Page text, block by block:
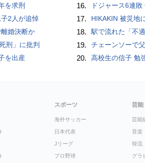
を求刑
2人が追悼
婚決断か
刑」に批判
を出産
16. ドジャース6連
17. HIKAKIN 被災地
18. 駅で流れた「不
19. チェーンソーで
20. 高校生の信子 勉
スポーツ
海外サッカー
日本代表
Jリーグ
プロ野球
芸能
芸能
音楽
韓流
グラ